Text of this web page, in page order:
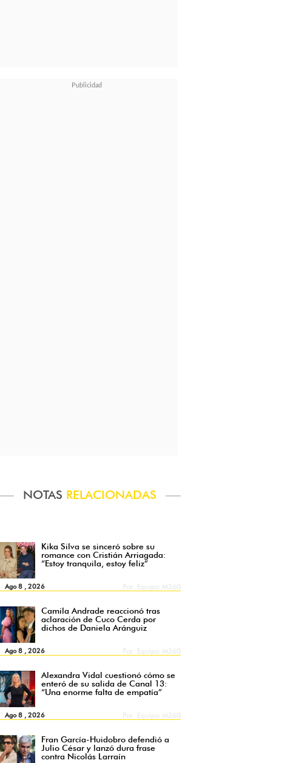
NOTAS RELACIONADAS
Kika Silva se sinceró sobre su
romance con Cristián Arriagada:
“Estoy tranquila, estoy feliz”
Ago 8 , 2026
Camila Andrade reaccionó tras
aclaración de Cuco Cerda por
dichos de Daniela Aránguiz
Ago 8 , 2026
Alexandra Vidal cuestionó cómo se
enteró de su salida de Canal 13:
“Una enorme falta de empatía”
Ago 8 , 2026
Fran García-Huidobro defendió a
Julio César y lanzó dura frase
contra Nicolás Larraín